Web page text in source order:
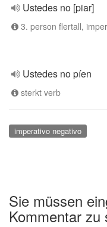
Ustedes no [piar]
3. person flertall,
Ustedes no píen
sterkt verb
imperativo negativo
Sie müssen
Kommentar zu